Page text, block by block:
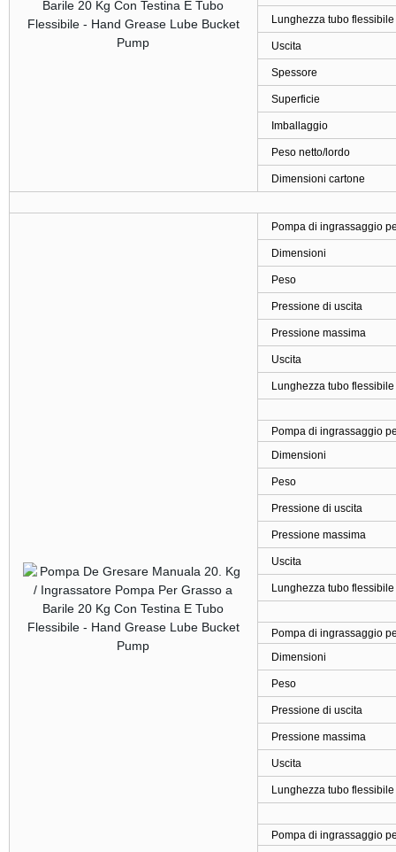
Lunghezza tubo flessibile
Uscita
Spessore
Superficie
Imballaggio
Peso netto/lordo
Dimensioni cartone
Pompa di ingrassaggio
Dimensioni
Peso
Pressione di uscita
Pressione massima
Uscita
Lunghezza tubo flessibile
Pompa di ingrassaggio
Dimensioni
Peso
Pressione di uscita
Pressione massima
Uscita
Lunghezza tubo flessibile
Pompa di ingrassaggio
Dimensioni
Peso
Pressione di uscita
Pressione massima
Uscita
Lunghezza tubo flessibile
Pompa di ingrassaggio